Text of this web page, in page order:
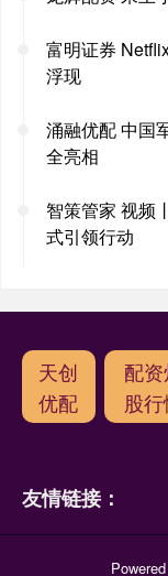
富明证券
浮现
涌融优配 中国
全亮相
智策管家 视频
式引领行动
天创
优配
配
股
友情链接：